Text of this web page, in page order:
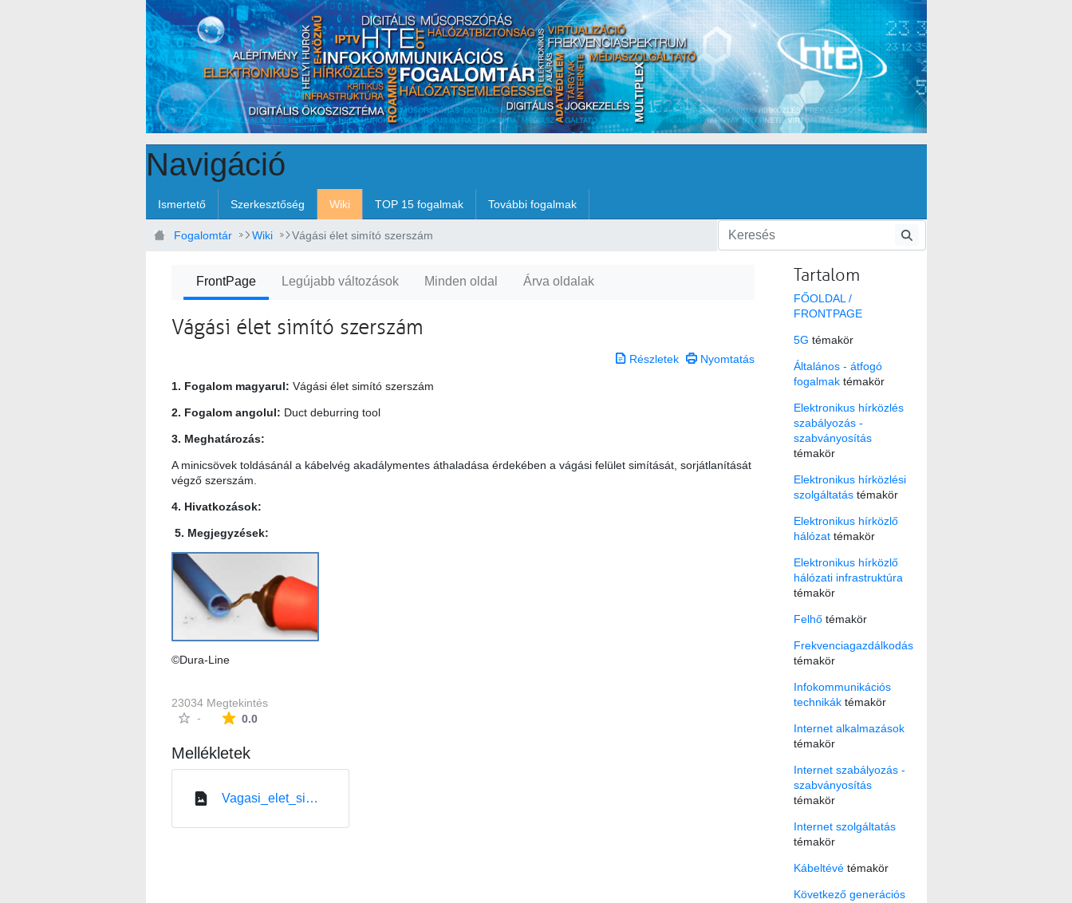
Navigáció
Ismertető Szerkesztőség Wiki TOP 15 fogalmak További fogalmak
Fogalomtár Wiki Vágási élet simító szerszám
FrontPage Legújabb változások Minden oldal Árva oldalak
Vágási élet simító szerszám
Részletek Nyomtatás
1. Fogalom magyarul: Vágási élet simító szerszám
2. Fogalom angolul: Duct deburring tool
3. Meghatározás:
A minicsövek toldásánál a kábelvég akadálymentes áthaladása érdekében a vágási felület simítását, sorjátlanítását
végző szerszám.
4. Hivatkozások:
5. Megjegyzések:
©Dura-Line
23034 Megtekintés
-
0.0Az átlagos minősítés 0 csillag a lehetséges 5-ből.
Mellékletek
Vagasi_elet_simito_szerszam_1.png
Tartalom
FŐOLDAL /
FRONTPAGE
5G témakör
Általános - átfogó
fogalmaktémakör
Elektronikus hírközlés
szabályozás -
szabványosítás
témakör
Elektronikus hírközlési
szolgáltatástémakör
Elektronikus hírközlő
hálózattémakör
Elektronikus hírközlő
hálózati infrastruktúra
témakör
Felhőtémakör
Frekvenciagazdálkodás
témakör
Infokommunikációs
technikáktémakör
Internet alkalmazások
témakör
Internet szabályozás -
szabványosítás
témakör
Internet szolgáltatás
témakör
Kábeltévétémakör
Következő generációs